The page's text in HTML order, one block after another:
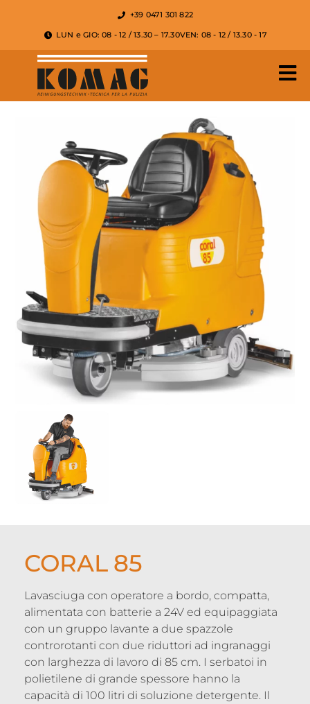
+39 0471 301 822
LUN e GIO: 08 - 12 / 13.30 – 17.30VEN: 08 - 12 / 13.30 - 17
CORAL 85
Lavasciuga con operatore a bordo, compatta,
alimentata con batterie a 24V ed equipaggiata
con un gruppo lavante a due spazzole
controrotanti con due riduttori ad ingranaggi
con larghezza di lavoro di 85 cm. I serbatoi in
polietilene di grande spessore hanno la
capacità di 100 litri di soluzione detergente. Il